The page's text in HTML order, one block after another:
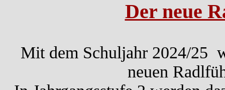
Der neue
Mit dem Schuljahr 2024/25
neuen